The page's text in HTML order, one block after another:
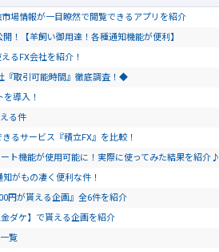
場情報が一目瞭然で閲覧できるアプリを紹介
！【羊飼い御用達！各種通知機能が便利】
るFX会社を紹介！
『取引可能時間』徹底調査！◆
導入！
る件
るサービス『積立FX』を比較！
ト機能が使用可能に！実際に使ってみた結果を紹介♪
がもの凄く便利な件！
円が貰える企画』全6件を紹介
ダケ】で貰える企画を紹介
覧